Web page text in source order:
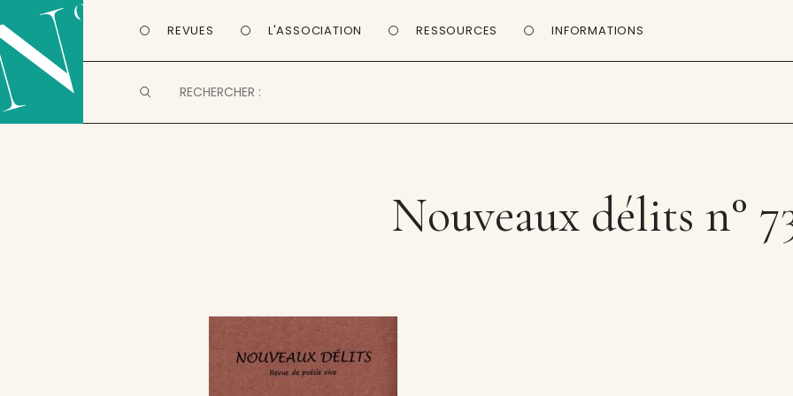
REVUES L'ASSOCIATION RESSOURCES INFORMATIONS
Nouveaux délits n°